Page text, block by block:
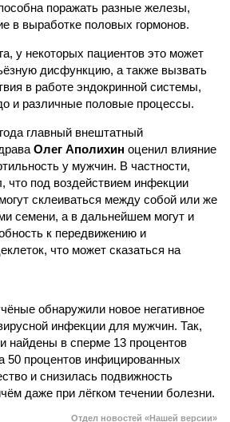
поражать разные железы,
в выработке половых гормонов.
у некоторых пациентов это может
дисфункцию, а также вызвать
в работе эндокринной системы,
и различные половые процессы.
главный внештатный
Олег Аполихин оценил влияние
у мужчин. В частности,
что под воздействием инфекции
склеиваться между собой или же
семени, а в дальнейшем могут и
к передвижению и
что может сказаться на
обнаружили новое негативное
инфекции для мужчин. Так,
найдены в сперме 13 процентов
50 процентов инфицированных
и снизилась подвижность
даже при лёгком течении болезни.
Отдел новостей «Нашей версии»